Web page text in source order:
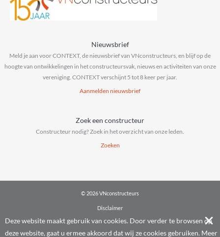
Deze website maakt gebruik van cookies. Door verder te browsen op
deze website, gaat u ermee akkoord dat wij ze cookies gebruiken. Meer
Nieuwsbrief
Meld je aan voor CONTEXT, de nieuwsbrief van VNconstructeurs, en blijf op de
hoogte van ontwikkelingen in het constructeursvak, nieuws en activiteiten van onze
vereniging. CONTEXT verschijnt 5 tot 8 keer per jaar.
Aanmelden nieuwsbrief
Zoek een constructeur
Constructeur nodig? Zoek in het overzicht van onze leden.
Zoeken
© 2026 VNconstructeurs
Disclaimer
Privacy & cookies